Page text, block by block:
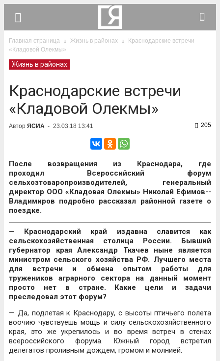
Главная страница Жизнь в районах
Краснодарские встречи
«Кладовой Олекмы»
Жизнь в районах
Краснодарские встречи
«Кладовой Олекмы»
Автор ЯСИА - 23.03.18 13:41 205
После возвращения из Краснодара, где
проходил Всероссийский форум
сельхозтоваропроизводителей, генеральный
директор ООО «Кладовая Олекмы» Николай Ефимов-­
Владимиров подробно рассказал районной газете о
поездке.
— Краснодарский край издавна славится как
сельскохозяйственная столица России. Бывший
губернатор края Александр Ткачев ныне является
министром сельского хозяйства РФ. Лучшего места
для встречи и обмена опытом работы для
тружеников аграрного сектора на данный момент
просто нет в стране. Какие цели и задачи
преследовал этот форум?
— Да, подлетая к Краснодару, с высоты птичьего полета
воочию чувствуешь мощь и силу сельскохозяйственного
края, это же укрепилось и во время встреч в стенах
всероссийского форума. Южный город встретил
делегатов проливным дождем, громом и молнией.